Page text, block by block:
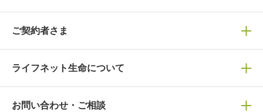
保険選びで迷っている方はチェック！
保険の基礎知識や選び方を解説！
人生のステージに必要な保険がわかる！
保険商品一覧
万が一に備える
病気や手術に備える
ご契約者さま
マイページログイン
ライフネット生命について
ライフネット生命についてトップ
お問い合わせ・ご相談